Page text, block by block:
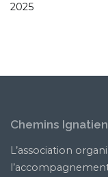
2025
Chemins
L’association